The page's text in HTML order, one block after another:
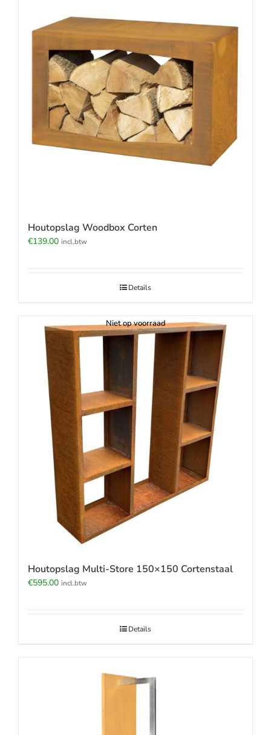
Houtopslag Woodbox Corten
€139.00 incl.btw
Details
Niet op voorraad
Houtopslag Multi-Store 150×150 Cortenstaal
€595.00 incl.btw
Details